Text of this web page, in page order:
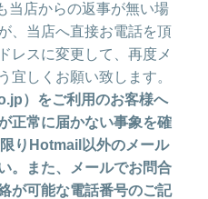
当店からの返事が無い場
、当店へ直接お電話を頂
レスに変更して、再度メ
宜しくお願い致します。
）をご利用のお客様へ
正常に届かない事象を確
りHotmail以外のメール
。また、メールでお問合
が可能な電話番号のご記